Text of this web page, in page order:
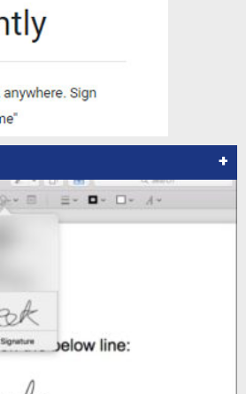
+